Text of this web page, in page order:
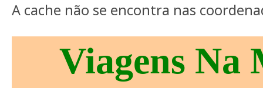
A cache não se encontra nas
Viagens Na